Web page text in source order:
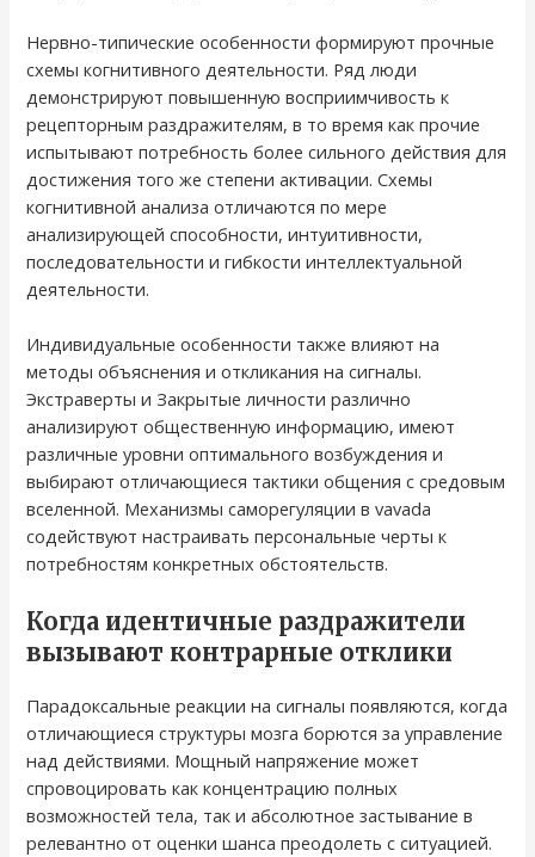
Нервно-типические особенности формируют прочные
схемы когнитивного деятельности. Ряд люди
демонстрируют повышенную восприимчивость к
рецепторным раздражителям, в то время как прочие
испытывают потребность более сильного действия для
достижения того же степени активации. Схемы
когнитивной анализа отличаются по мере
анализирующей способности, интуитивности,
последовательности и гибкости интеллектуальной
деятельности.
Индивидуальные особенности также влияют на
методы объяснения и откликания на сигналы.
Экстраверты и Закрытые личности различно
анализируют общественную информацию, имеют
различные уровни оптимального возбуждения и
выбирают отличающиеся тактики общения с средовым
вселенной. Механизмы саморегуляции в vavada
содействуют настраивать персональные черты к
потребностям конкретных обстоятельств.
Когда идентичные раздражители
вызывают контрарные отклики
Парадоксальные реакции на сигналы появляются, когда
отличающиеся структуры мозга борются за управление
над действиями. Мощный напряжение может
спровоцировать как концентрацию полных
возможностей тела, так и абсолютное застывание в
релевантно от оценки шанса преодолеть с ситуацией.